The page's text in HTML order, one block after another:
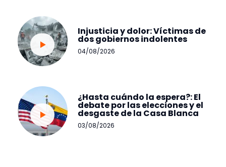
Injusticia y dolor: Víctimas de
dos gobiernos indolentes
04/08/2026
¿Hasta cuándo la espera?: El
debate por las elecciones y el
desgaste de la Casa Blanca
03/08/2026